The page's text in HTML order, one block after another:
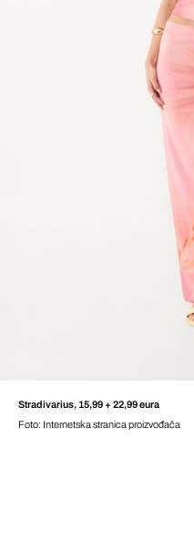
Stradivarius, 15,99 + 22,99 eura
Foto: Internetska stranica proizvođača